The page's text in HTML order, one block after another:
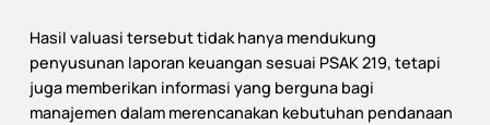
Hasil valuasi tersebut tidak hanya mendukung
penyusunan laporan keuangan sesuai PSAK 219, tetapi
juga memberikan informasi yang berguna bagi
manajemen dalam merencanakan kebutuhan pendanaan